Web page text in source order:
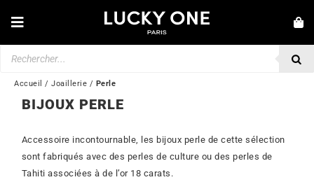
auToggle
Navigation
BRACELETS
COLLIERS
BAGUES
Accueil / Joaillerie / Perle
BIJOUX PERLE
Accessoire incontournable, les bijoux perle de cette sélection
sont fabriqués avec des perles de culture ou des perles de
Tahiti associées à de l’or 18 carats.